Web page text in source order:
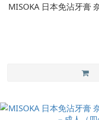
MISOKA 日本免沾牙膏